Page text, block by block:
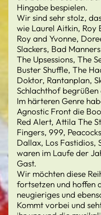
Hingabe bespielen.
Wir sind sehr stolz,
wie Laurel Aitkin, Roy
Roy and Yvonne,
Slackers, Bad
The Upsessions, The
Buster Shuffle, The
Doktor, Rantanplan,
Schlachthof
Im härteren Genre
Agnostic Front die
Red Alert, Attila The
Fingers, 999,
Dallax, Los Fastidios,
waren im Laufe der
Gast.
Wir möchten diese
fortsetzen und hoffen
neugieriges und
Kommt vorbei und